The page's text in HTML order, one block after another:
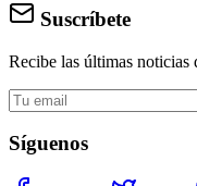
Suscríbete
Recibe las últimas noticias
Síguenos